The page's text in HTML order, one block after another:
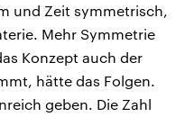
und Zeit symmetrisch,
Mehr Symmetrie
Konzept auch der
hätte das Folgen.
geben. Die Zahl